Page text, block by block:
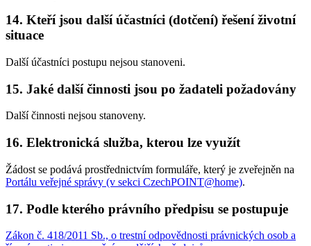
14. Kteří jsou další účastníci (dotčení) řešení životní
situace
Další účastníci postupu nejsou stanoveni.
15. Jaké další činnosti jsou po žadateli požadovány
Další činnosti nejsou stanoveny.
16. Elektronická služba, kterou lze využít
Žádost se podává prostřednictvím formuláře, který je zveřejněn na
Portálu veřejné správy (v sekci CzechPOINT@home).
17. Podle kterého právního předpisu se postupuje
Zákon č. 418/2011 Sb., o trestní odpovědnosti právnických osob a